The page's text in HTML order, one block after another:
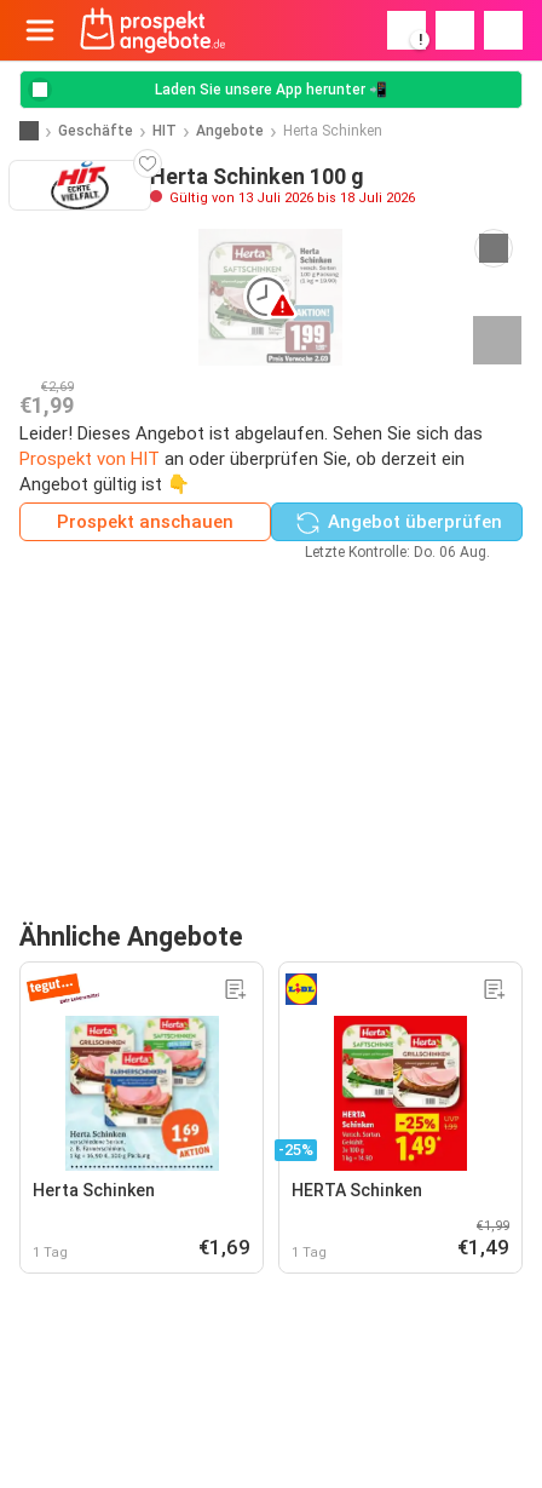
!
Laden Sie unsere App herunter 📲
Geschäfte HIT Angebote Herta Schinken
Herta Schinken 100 g
Gültig von 13 Juli 2026 bis 18 Juli 2026
€2,69
€1,99
Leider! Dieses Angebot ist abgelaufen. Sehen Sie sich das
Prospekt von HIT an oder überprüfen Sie, ob derzeit ein
Angebot gültig ist 👇
Prospekt anschauen
Angebot überprüfen
Letzte Kontrolle: Do. 06 Aug.
Ähnliche Angebote
Herta Schinken
1 Tag €1,69
-25%
HERTA Schinken
1 Tag
€1,99
€1,49